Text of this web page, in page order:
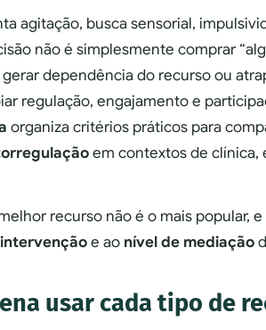
agitação, busca sensorial,
não é simplesmente comprar
dependência do recurso ou
regulação, engajamento e
organiza critérios práticos para
em contextos de clínica,
recurso não é o mais popular,
e ao nível de mediação
usar cada tipo de